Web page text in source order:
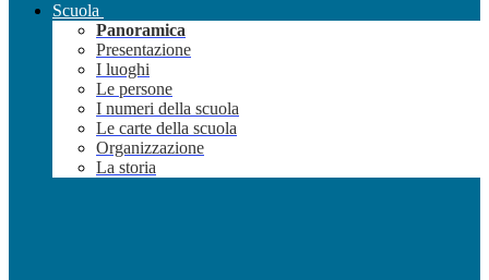
Scuola
Panoramica
Presentazione
I luoghi
Le persone
I numeri della scuola
Le carte della scuola
Organizzazione
La storia